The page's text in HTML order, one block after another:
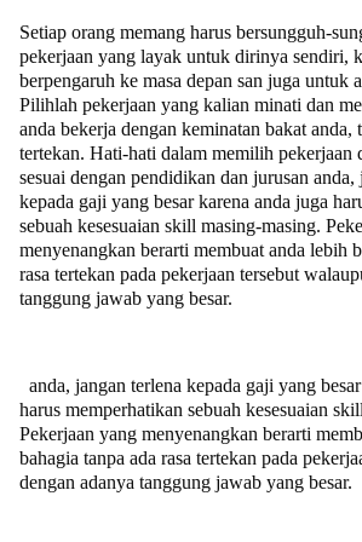
Setiap orang memang harus bersungguh-
pekerjaan yang layak untuk dirinya sendiri,
berpengaruh ke masa depan san juga untuk
Pilihlah pekerjaan yang kalian minati dan
anda bekerja dengan keminatan bakat anda,
tertekan. Hati-hati dalam memilih pekerjaan
sesuai dengan pendidikan dan jurusan anda,
kepada gaji yang besar karena anda juga
sebuah kesesuaian skill masing-masing.
menyenangkan berarti membuat anda lebih
rasa tertekan pada pekerjaan tersebut
tanggung jawab yang besar.
anda, jangan terlena kepada gaji yang
harus memperhatikan sebuah kesesuaian
Pekerjaan yang menyenangkan berarti
bahagia tanpa ada rasa tertekan pada
dengan adanya tanggung jawab yang besar.